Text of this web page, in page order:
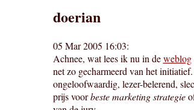
doerian
05 Mar 2005 16:03:
Achnee, wat lees ik nu in deweblog
net zo gecharmeerd van het
ongeloofwaardig, lezer-belerend,
prijs voorbeste marketing strategie